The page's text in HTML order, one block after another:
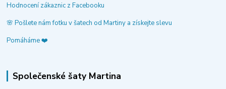
Hodnocení zákaznic z Facebooku
🌸 Pošlete nám fotku v šatech od Martiny a získejte slevu
Pomáháme ❤️
Společenské šaty Martina